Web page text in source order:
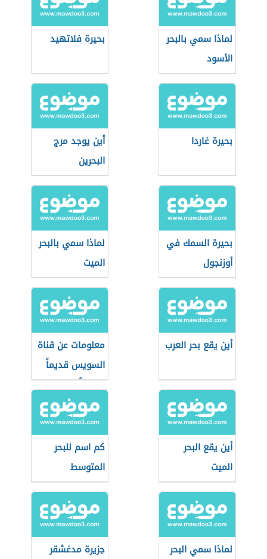
لماذا سمي بالبحر
الأسود
بحيرة فلاتهيد
بحيرة غاردا
أين يوجد مرج
البحرين
بحيرة السمك في
أوزنجول
لماذا سمي بالبحر
الميت
أين يقع بحر العرب
معلومات عن قناة
السويس قديماً
وحديثاً
أين يقع البحر
الميت
كم اسم للبحر
المتوسط
لماذا سمي البحر
جزيرة مدغشقر